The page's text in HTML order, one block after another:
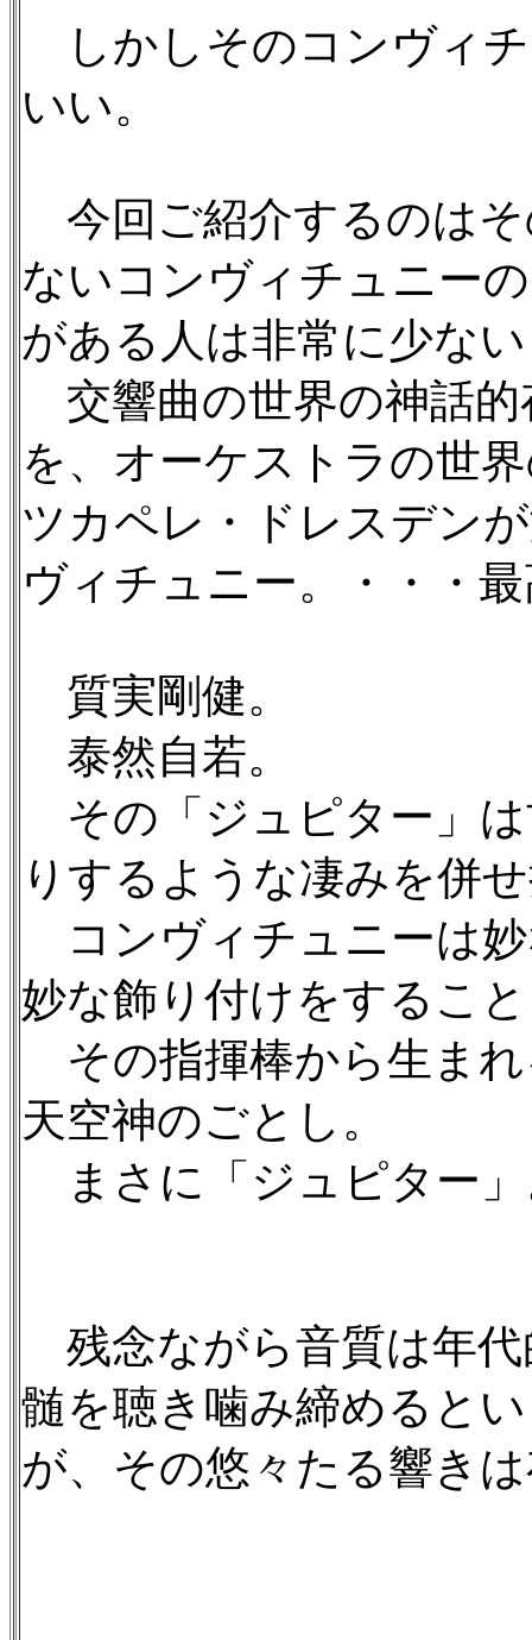
しかしそのコンヴィ
いい。
今回ご紹介するのは
ないコンヴィチュニー
がある人は非常に少な
交響曲の世界の神話
を、オーケストラの世
ツカペレ・ドレスデン
ヴィチュニー。・・・
質実剛健。
泰然自若。
その「ジュピター」
りするような凄みを併
コンヴィチュニーは
妙な飾り付けをするこ
その指揮棒から生ま
天空神のごとし。
まさに「ジュピター
残念ながら音質は年
髄を聴き噛み締めると
が、その悠々たる響き